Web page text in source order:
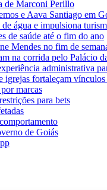
de Marconi Perillo
e Aava Santiago em
água e impulsiona
de saúde até o fim do ano
Mendes no fim de
na corrida pelo Palácio
administrativa
fortaleçam
marcas
para bets
de Goiás